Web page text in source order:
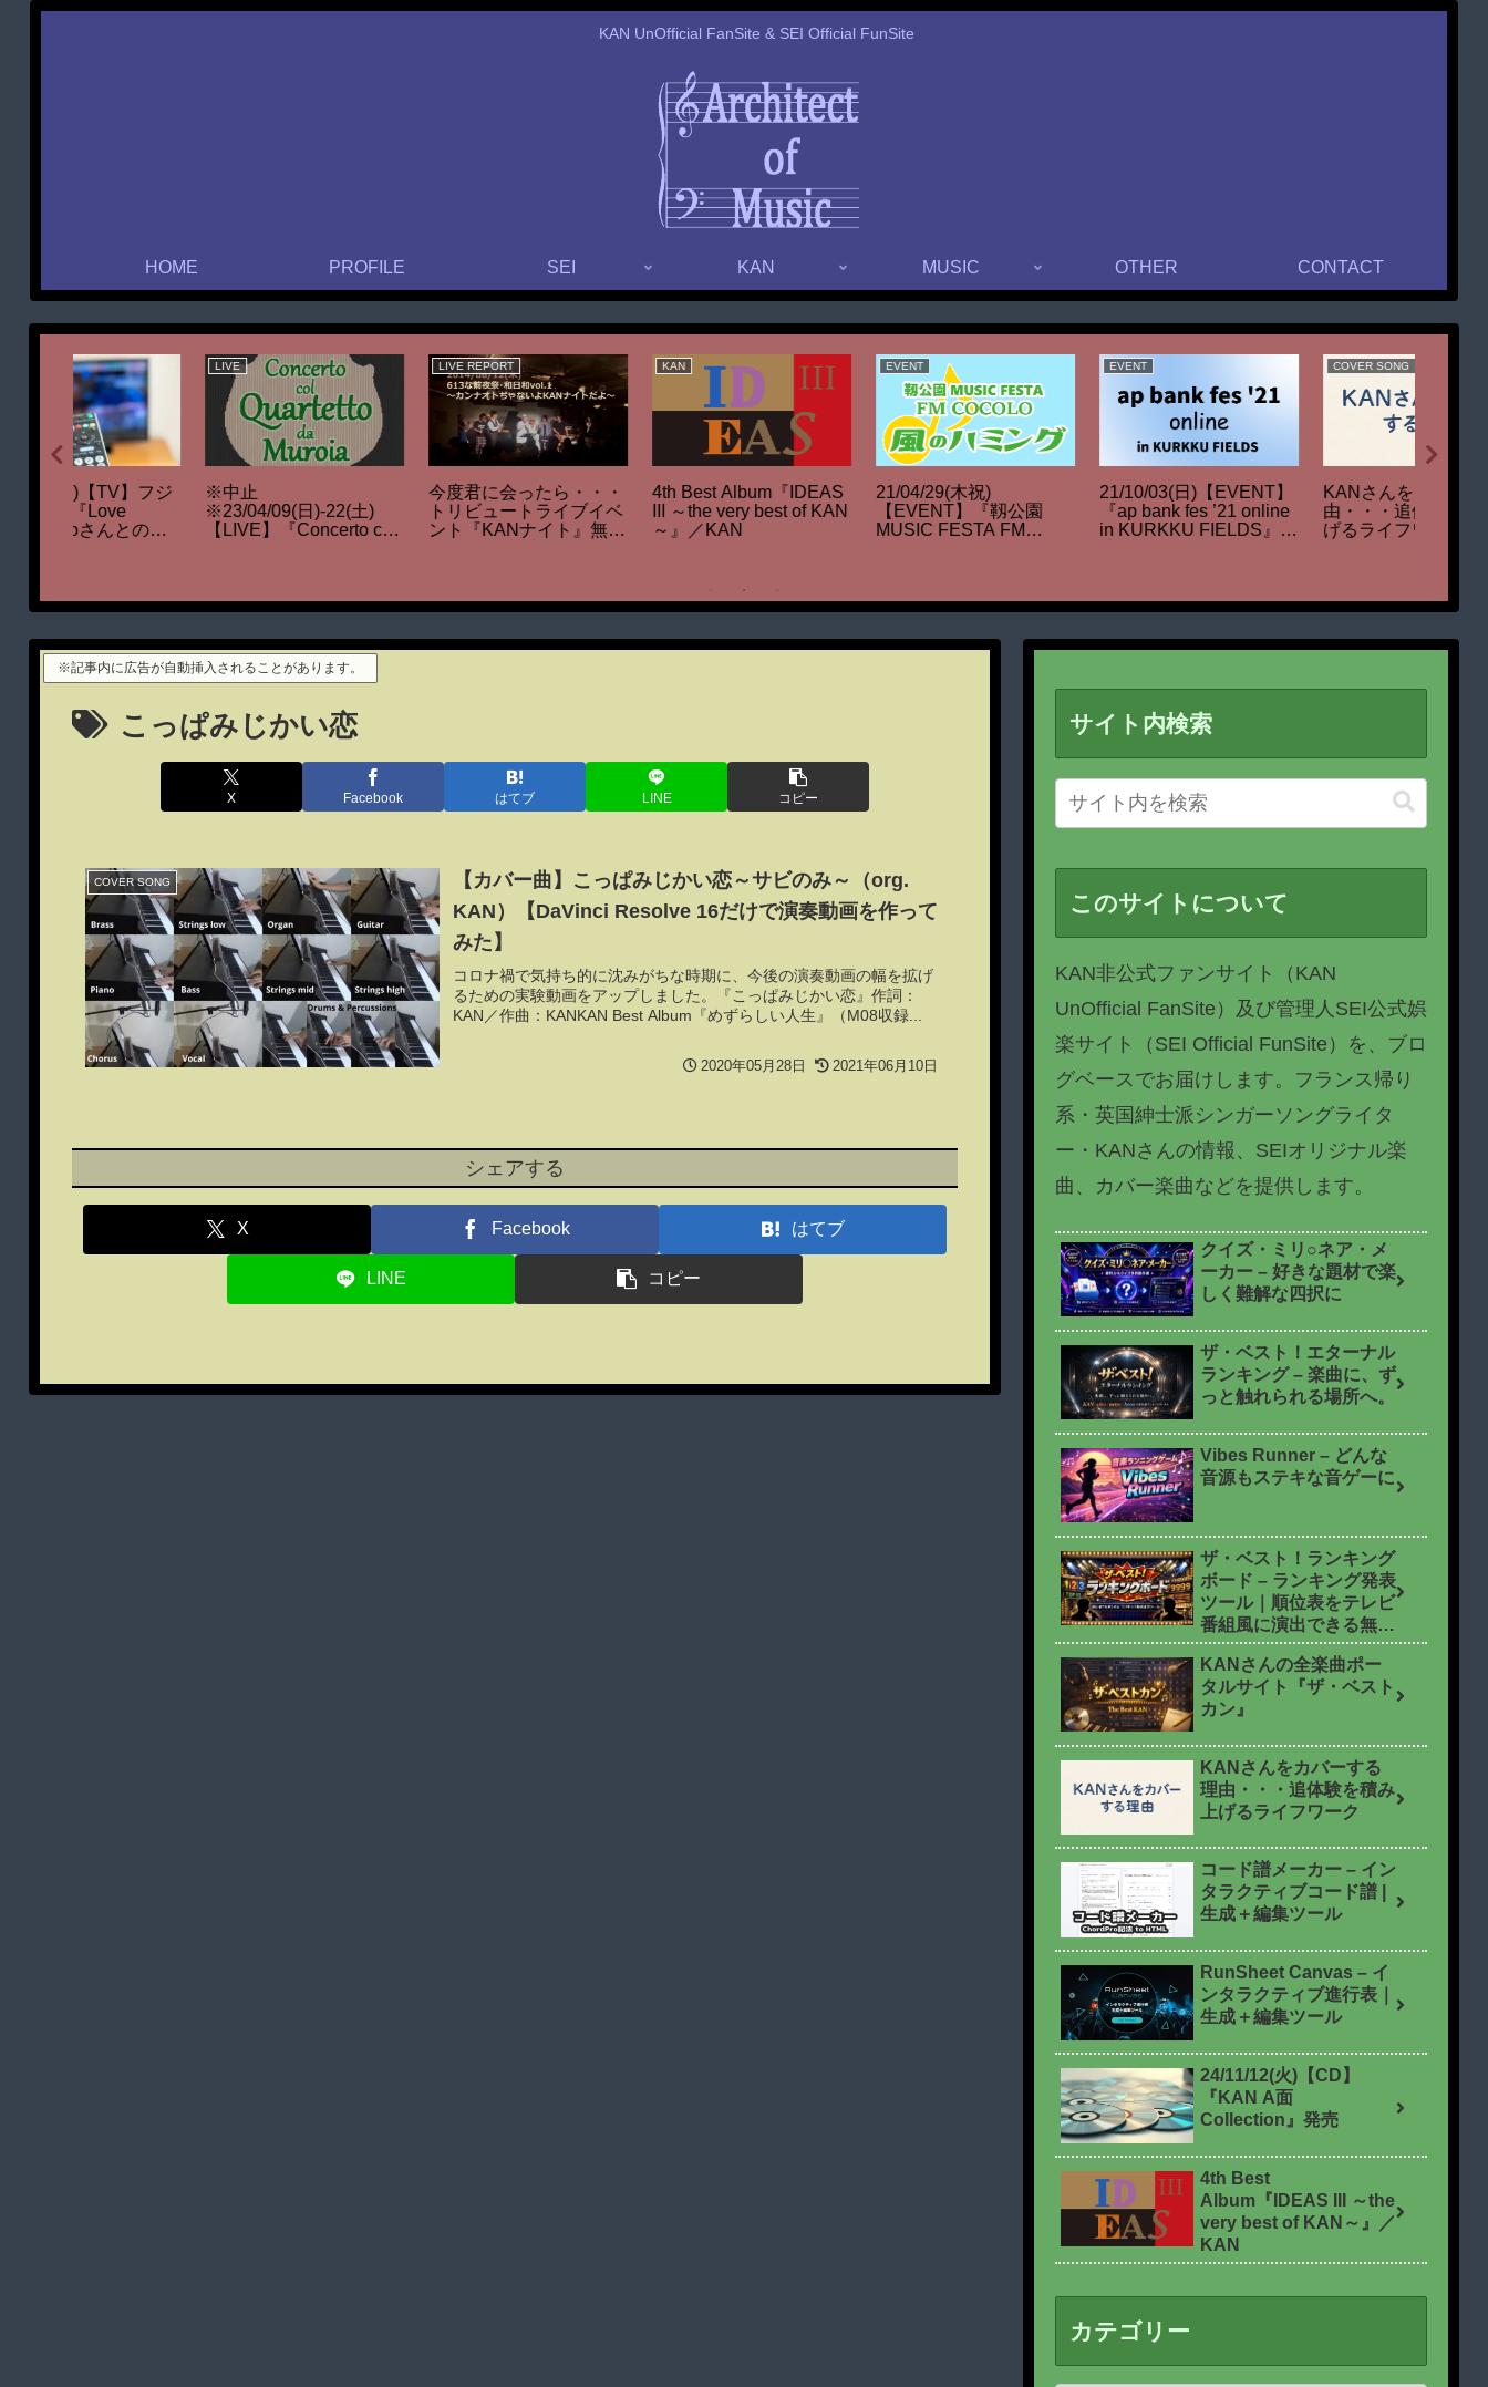
KAN UnOfficial FanSite & SEI Official FunSite
HOME PROFILE SEI KAN MUSIC OTHER CONTACT
KAN
4th Best Album『IDEAS
III ～the very best of KAN
～』／KAN
EVENT
【EVENT】『靱公園
MUSIC FESTA FM
21/10/03(日)【EVENT】
『ap bank fes ’21 online
in KURKKU FIELDS』出
COVER SONG
KANさんをカバーする理
由・・・追体験を積み上
げるライフワーク
98/08/15(土)【EVENT】
BAYSIDE SPECIAL
LIVE『STARDUST
ザ・ベスト！ランキング
ボード – ランキング発表
ツール｜順位表をテレビ
※記事内に広告が自動挿入されることがあります。
こっぱみじかい恋
X Facebook はてブ LINE コピー
COVER SONG
【カバー曲】こっぱみじかい恋～サビのみ～（org.
KAN）【DaVinci Resolve 16だけで演奏動画を作って
みた】
コロナ禍で気持ち的に沈みがちな時期に、今後の演奏動画の幅を拡げ
るための実験動画をアップしました。『こっぱみじかい恋』作詞：
KAN／作曲：KANKAN Best Album『めずらしい人生』（M08収録...
2020年05月28日 2021年06月10日
シェアする
X Facebook はてブ
LINE コピー
サイト内検索
このサイトについて
KAN非公式ファンサイト（KAN
UnOfficial FanSite）及び管理人SEI公式娯
楽サイト（SEI Official FunSite）を、ブロ
グベースでお届けします。フランス帰り
系・英国紳士派シンガーソングライタ
ー・KANさんの情報、SEIオリジナル楽
曲、カバー楽曲などを提供します。
クイズ・ミリ○ネア・メ
ーカー – 好きな題材で楽
しく難解な四択に
ザ・ベスト！エターナル
ランキング – 楽曲に、ず
っと触れられる場所へ。
Vibes Runner – どんな
音源もステキな音ゲーに
ザ・ベスト！ランキング
ボード – ランキング発表
ツール｜順位表をテレビ
番組風に演出できる無料
ツール
KANさんの全楽曲ポー
タルサイト『ザ・ベスト
カン』
KANさんをカバーする
理由・・・追体験を積み
上げるライフワーク
コード譜メーカー – イン
タラクティブコード譜 |
生成＋編集ツール
RunSheet Canvas – イ
ンタラクティブ進行表｜
生成＋編集ツール
24/11/12(火)【CD】
『KAN A面
Collection』発売
4th Best
Album『IDEAS III ～the
very best of KAN～』／
KAN
カテゴリー